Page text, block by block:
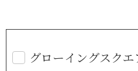
グローイングスク